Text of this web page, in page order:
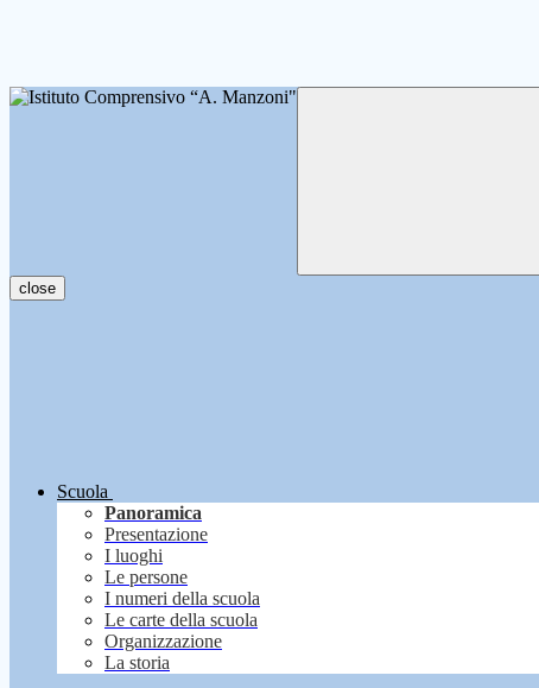
close
Scuola
Panoramica
Presentazione
I luoghi
Le persone
I numeri della scuola
Le carte della scuola
Organizzazione
La storia